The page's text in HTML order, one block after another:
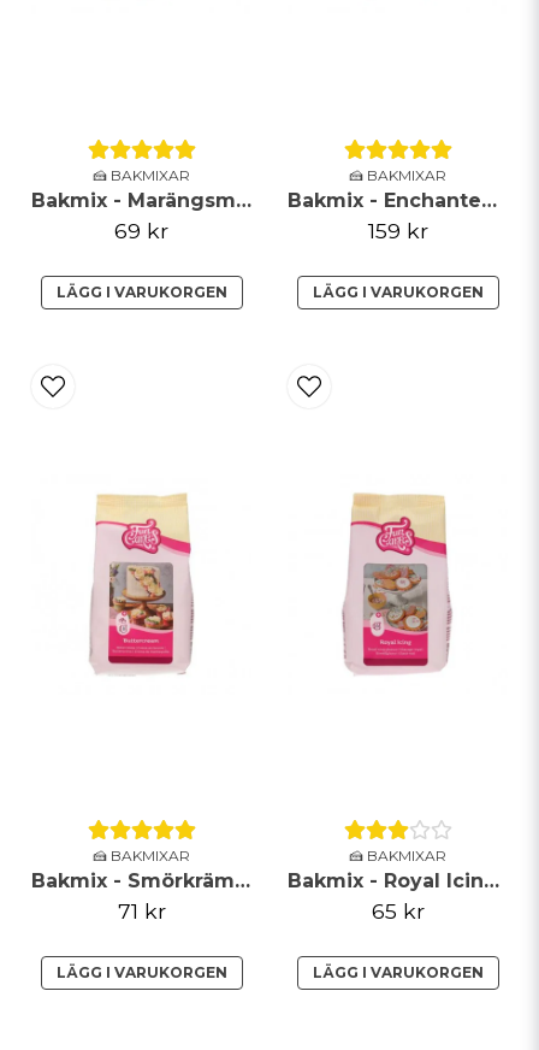
🍰 BAKMIXAR
Bakmix - Marängsmörkräm
69 kr
LÄGG I VARUKORGEN
🍰 BAKMIXAR
Bakmix - Enchanted Cream - 900g
159 kr
LÄGG I VARUKORGEN
🍰 BAKMIXAR
Bakmix - Smörkräm - 500g
71 kr
LÄGG I VARUKORGEN
🍰 BAKMIXAR
Bakmix - Royal Icing - FunCakes
65 kr
LÄGG I VARUKORGEN